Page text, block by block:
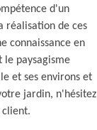
d'un
réalisation de ces
connaissance en
le paysagisme
et ses environs et
jardin, n'hésitez